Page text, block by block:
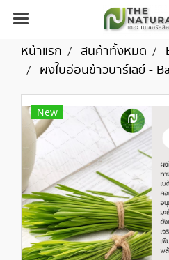
หน้าแรก สินค้าทั้งหมด
ผงใบอ่อนข้าวบาร์เลย์ -
New